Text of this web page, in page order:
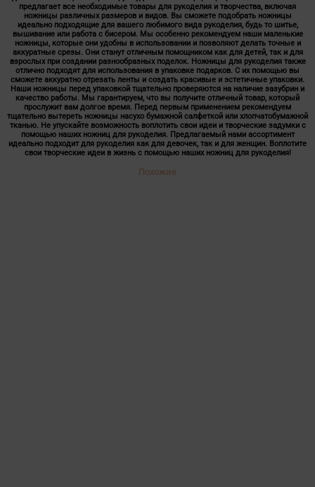
предлагает все необходимые товары для рукоделия и творчества, включая
ножницы различных размеров и видов. Вы сможете подобрать ножницы
идеально подходящие для вашего любимого вида рукоделия, будь то шитье,
вышивание или работа с бисером. Мы особенно рекомендуем наши маленькие
ножницы, которые они удобны в использовании и позволяют делать точные и
аккуратные срезы. Они станут отличным помощником как для детей, так и для
взрослых при создании разнообразных поделок. Ножницы для рукоделия также
отлично подходят для использования в упаковке подарков. С их помощью вы
сможете аккуратно отрезать ленты и создать красивые и эстетичные упаковки.
Наши ножницы перед упаковкой тщательно проверяются на наличие зазубрин и
качество работы. Мы гарантируем, что вы получите отличный товар, который
прослужит вам долгое время. Перед первым применением рекомендуем
тщательно вытереть ножницы насухо бумажной салфеткой или хлопчатобумажной
тканью. Не упускайте возможность воплотить свои идеи и творческие задумки с
помощью наших ножниц для рукоделия. Предлагаемый нами ассортимент
идеально подходит для рукоделия как для девочек, так и для женщин. Воплотите
свои творческие идеи в жизнь с помощью наших ножниц для рукоделия!
Похожие